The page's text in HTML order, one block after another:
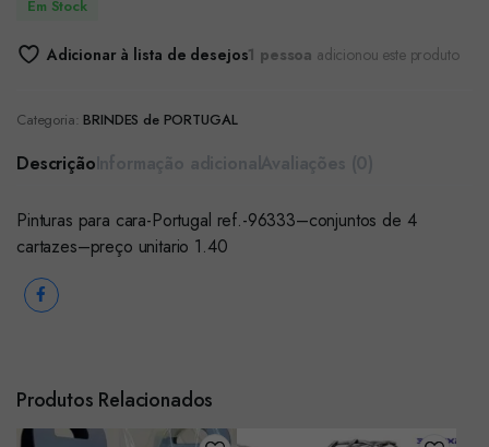
Em Stock
Adicionar à lista de desejos1 pessoa adicionou este produto
Categoria: BRINDES de PORTUGAL
Descrição
Pinturas para cara-Portugal ref.-96333–conjuntos de 4
cartazes–preço unitario 1.40
Produtos Relacionados